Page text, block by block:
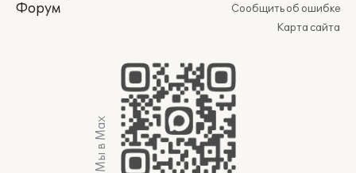
Форум
Сообщить об ошибке
Карта сайта
Мы в Max